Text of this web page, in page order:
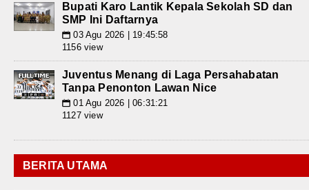
Bupati Karo Lantik Kepala Sekolah SD dan
SMP Ini Daftarnya
📅 03 Agu 2026 | 19:45:58
1156 view
Juventus Menang di Laga Persahabatan
Tanpa Penonton Lawan Nice
📅 01 Agu 2026 | 06:31:21
1127 view
BERITA UTAMA